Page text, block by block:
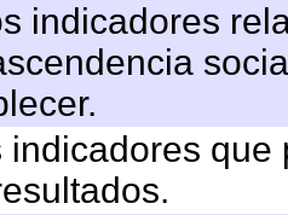
indicadores
indicadores